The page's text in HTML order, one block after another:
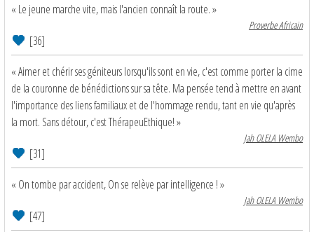
« Le jeune marche vite, mais l'ancien connaît la route. »
Proverbe Africain
[36]
« Aimer et chérir ses géniteurs lorsqu'ils sont en vie, c'est comme porter la cime
de la couronne de bénédictions sur sa tête. Ma pensée tend à mettre en avant
l'importance des liens familiaux et de l'hommage rendu, tant en vie qu'après
la mort. Sans détour, c'est ThérapeuEthique! »
Jah OLELA Wembo
[31]
« On tombe par accident, On se relève par intelligence ! »
Jah OLELA Wembo
[47]